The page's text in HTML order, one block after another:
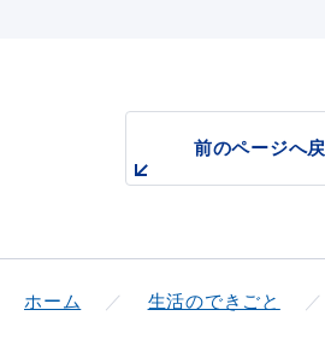
前のページへ
ホーム 生活のできごと